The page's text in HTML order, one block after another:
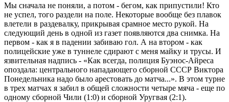
Мы сначала не поняли, а потом - бегом, как припустили! Кто
не успел, того раздели на поле. Некоторые вообще без плавок
влетели в раздевалку, прикрывая срамное место рукой. На
следующий день в одной из газет появляются два снимка. На
первом - как я в падении забиваю гол. А на втором - как
полицейские уже в туннеле сдирают с меня майку и трусы. И
язвительная надпись - «Как всегда, полиция Буэнос-Айреса
опоздала: центрального нападающего сборной СССР Виктора
Понедельника надо было арестовать до матча...». В этом турне
в трех матчах я забил в общей сложности четыре мяча - еще по
одному сборной Чили (1:0) и сборной Уругвая (2:1).